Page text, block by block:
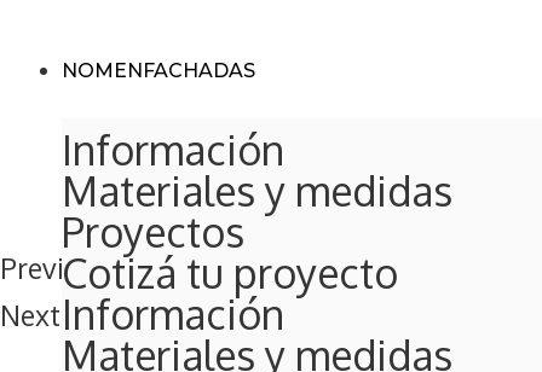
contenidoNOMENFACHADAS
Información
Materiales y medidas
Proyectos
Cotizá tu proyecto
Información
Materiales y medidas
Previous slide
Next slide